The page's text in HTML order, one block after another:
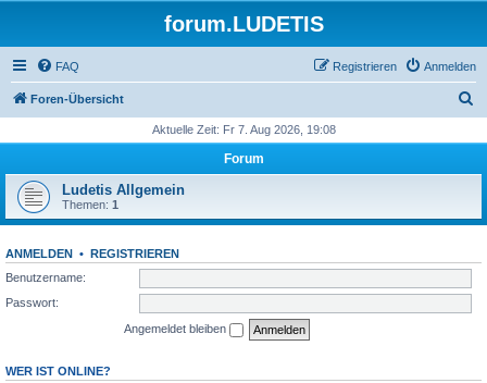
forum.LUDETIS
FAQ Anmelden
Registrieren
Foren-Übersicht
h
Aktuelle Zeit: Fr 7. Aug 2026, 19:08
Forum
Ludetis Allgemein
Themen: 1
ANMELDEN • REGISTRIEREN
Benutzername:
Passwort:
Angemeldet bleiben
WER IST ONLINE?